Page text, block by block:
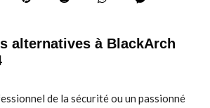
alternatives à BlackArch
de la sécurité ou un passionné